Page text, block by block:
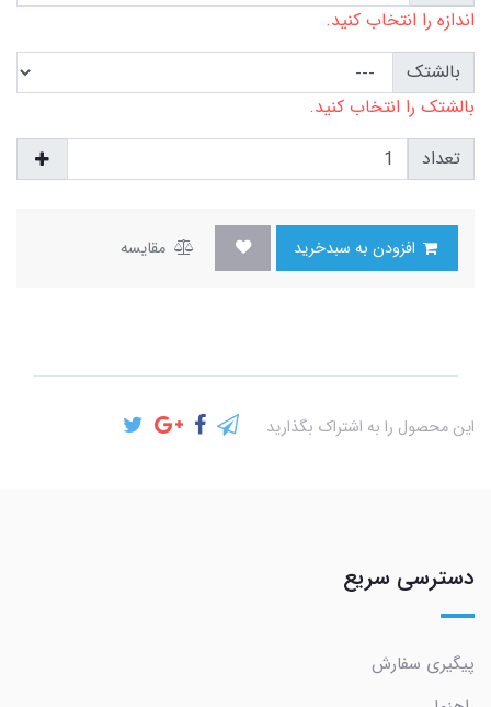
اندازه را انتخاب کنید.
بالشتک
بالشتک را انتخاب کنید.
تعداد
مقایسه
این محصول را به اشتراک بگذارید
دسترسی سریع
پیگیری سفارش